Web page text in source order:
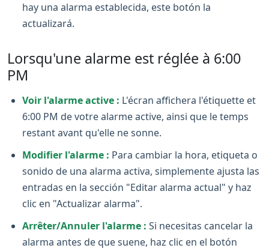
hay una alarma establecida, este botón la
actualizará.
Lorsqu'une alarme est réglée à 6:00
PM
Voir l'alarme active : L'écran affichera l'étiquette et
6:00 PM de votre alarme active, ainsi que le temps
restant avant qu'elle ne sonne.
Modifier l'alarme : Para cambiar la hora, etiqueta o
sonido de una alarma activa, simplemente ajusta las
entradas en la sección "Editar alarma actual" y haz
clic en "Actualizar alarma".
Arrêter/Annuler l'alarme : Si necesitas cancelar la
alarma antes de que suene, haz clic en el botón